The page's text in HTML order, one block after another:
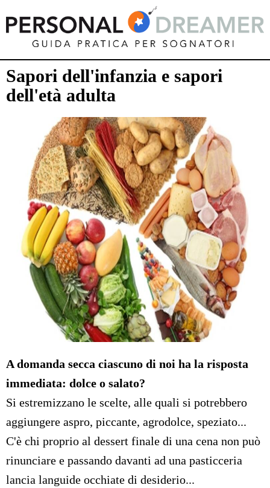
Sapori dell'infanzia e sapori
dell'età adulta
A domanda secca ciascuno di noi ha la risposta
immediata: dolce o salato?
Si estremizzano le scelte, alle quali si potrebbero
aggiungere aspro, piccante, agrodolce, speziato...
C'è chi proprio al dessert finale di una cena non può
rinunciare e passando davanti ad una pasticceria
lancia languide occhiate di desiderio...